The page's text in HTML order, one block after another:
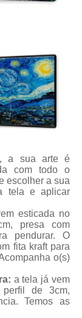
a sua arte é
com todo o
escolher a sua
tela e aplicar
esticada no
presa com
pendurar. O
fita kraft para
o(s)
a tela já vem
de 3cm,
Temos as